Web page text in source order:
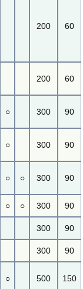
200 60
200 60
○ 300 90
○ 300 90
○ ○ 300 90
○ ○ 300 90
300 90
300 90
○ 500 150